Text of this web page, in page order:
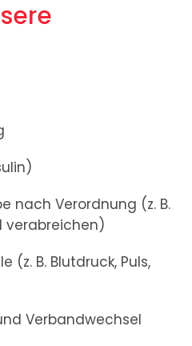
nach Verordnung (z. B.
verabreichen)
(z. B. Blutdruck, Puls,
Verbandwechsel